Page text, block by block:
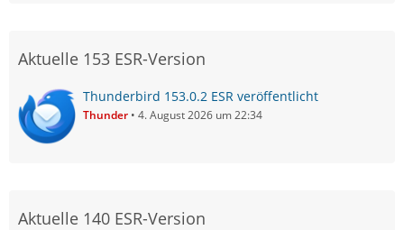
Aktuelle 153 ESR-Version
Thunderbird 153.0.2 ESR veröffentlicht
Thunder 4. August 2026 um 22:34
Aktuelle 140 ESR-Version